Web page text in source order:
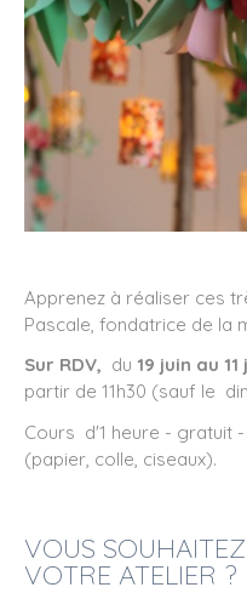
Apprenez à réaliser ces
Pascale, fondatrice de la
Sur RDV, du 19 juin au
partir de 11h30 (sauf le
Cours d'1 heure - gratuit
(papier, colle, ciseaux).
VOUS
VOTRE ATELIER ?